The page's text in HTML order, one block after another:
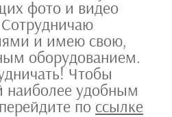
фото и видео
и имею свою,
оборудованием.
Чтобы
наиболее удобным
по ссылке